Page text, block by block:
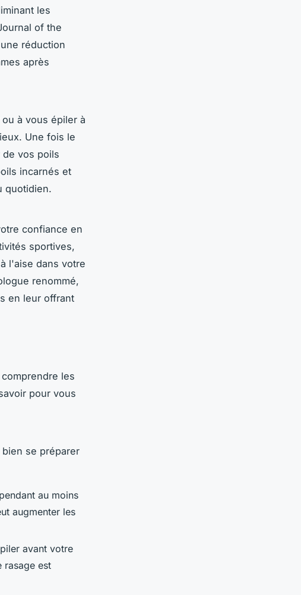
les
of the
réduction
après
à vous épiler à
Une fois le
vos poils
incarnés et
quotidien.
confiance en
sportives,
l'aise dans votre
renommé,
en leur offrant
les
pour vous
se préparer
au moins
augmenter les
avant votre
rasage est